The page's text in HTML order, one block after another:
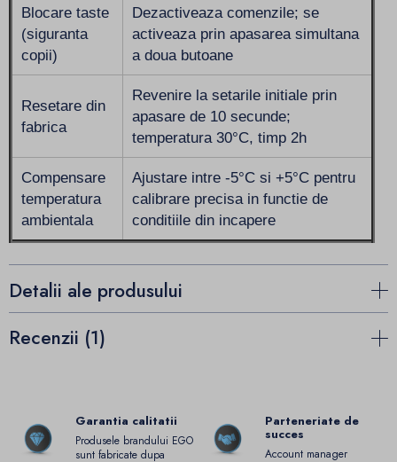
Blocare taste
(siguranta
copii)
Dezactiveaza comenzile; se
activeaza prin apasarea simultana
a doua butoane
Resetare din
fabrica
Revenire la setarile initiale prin
apasare de 10 secunde;
temperatura 30°C, timp 2h
Compensare
temperatura
ambientala
Ajustare intre -5°C si +5°C pentru
calibrare precisa in functie de
conditiile din incapere
Detalii ale produsului
Recenzii (1)
Garantia calitatii
Produsele brandului EGO
sunt fabricate dupa
Parteneriate de
succes
Account manager